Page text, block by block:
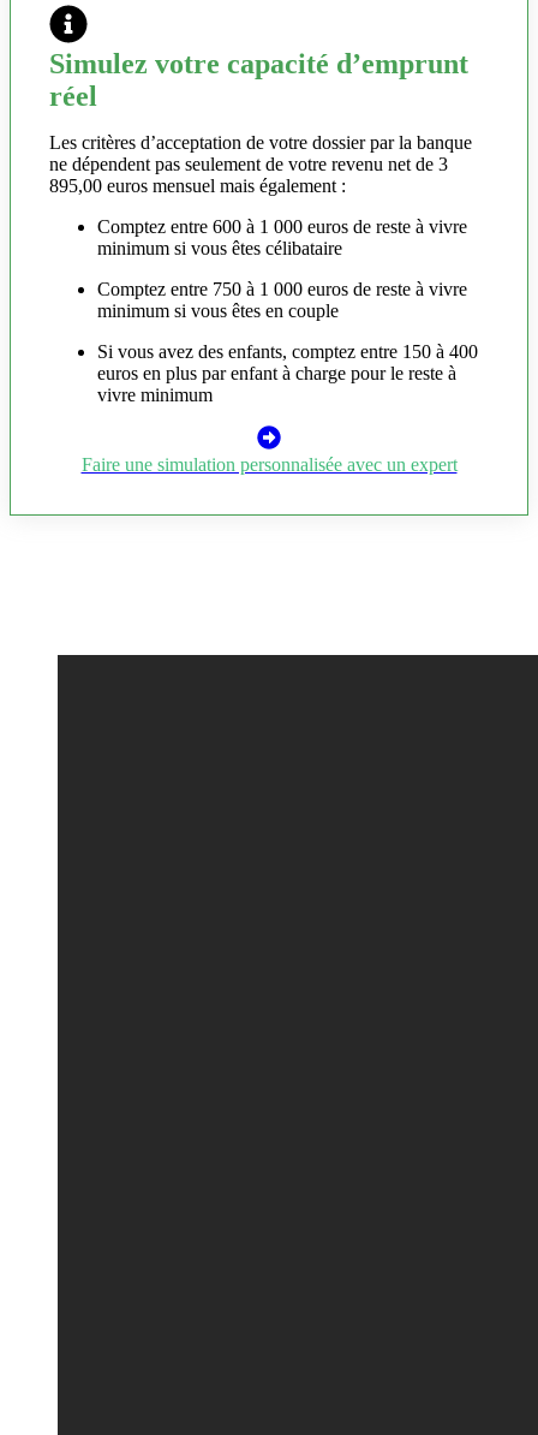
Simulez votre capacité d’emprunt
réel
Les critères d’acceptation de votre dossier par la banque
ne dépendent pas seulement de votre revenu net de 3
895,00 euros mensuel mais également :
Comptez entre 600 à 1 000 euros de reste à vivre
minimum si vous êtes célibataire
Comptez entre 750 à 1 000 euros de reste à vivre
minimum si vous êtes en couple
Si vous avez des enfants, comptez entre 150 à 400
euros en plus par enfant à charge pour le reste à
vivre minimum
Faire une simulation personnalisée avec un expert